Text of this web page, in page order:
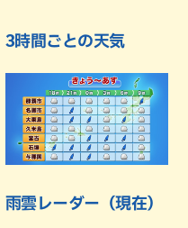
3時間ごとの天気
雨雲レーダー（現在）